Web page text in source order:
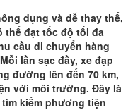
dụng và dễ thay thế,
thể đạt tốc độ tối đa
cầu di chuyển hàng
lần sạc đầy, xe đạp
đường lên đến 70 km,
với môi trường. Đây là
kiếm phương tiện